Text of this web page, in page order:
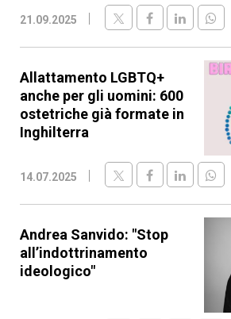
21.09.2025
Allattamento LGBTQ+
anche per gli uomini: 600
ostetriche già formate in
Inghilterra
14.07.2025
Andrea Sanvido: "Stop
all’indottrinamento
ideologico"